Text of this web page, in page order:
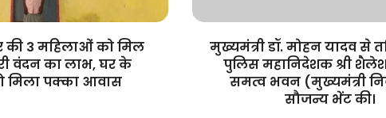
की 3 महिलाओं को मिल
वंदन का लाभ, घर के
मिला पक्का आवास
महानिदेशक
शैलेशमुख्यमंत्री डॉ. मोहन यादव से
पुलिस महानिदेशक श्री
समत्व भवन (मुख्यमंत्री
सौजन्य भेंट की।